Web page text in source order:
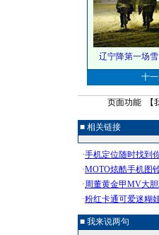
辽宁降第一场雪
十
页面功能 【
■ 相关链接
■ 我来说两句